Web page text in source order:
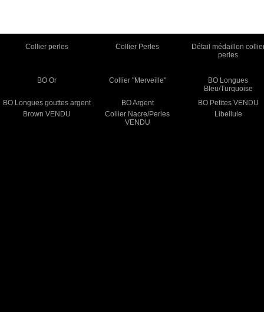
Collier perles Collier Perles
Détail médaillon
perles
BO Or Collier "Merveille"
BO Longues
Bleu/Turquoise
BO Longues gouttes argent
BO Argent
BO Petites VENDU
Brown VENDU
Collier Nacre/Perles
VENDU
Libellule